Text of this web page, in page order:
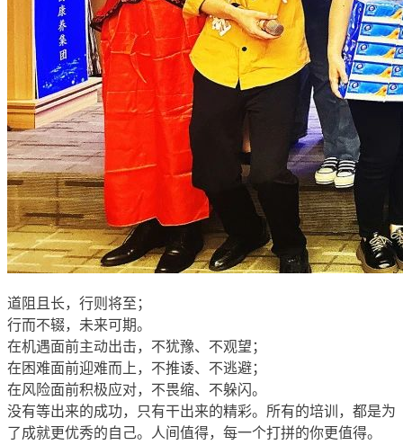
道阻且长，行则将至；
行而不辍，未来可期。
在机遇面前主动出击，不犹豫、不观望；
在困难面前迎难而上，不推诿、不逃避；
在风险面前积极应对，不畏缩、不躲闪。
没有等出来的成功，只有干出来的精彩。所有的培训，都是为
了成就更优秀的自己。人间值得，每一个打拼的你更值得。